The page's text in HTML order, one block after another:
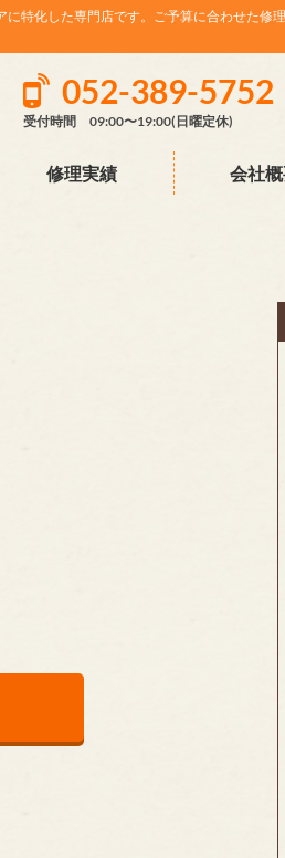
特化した専門店です。ご予算に合わせた修
052-389-5752
受付時間 09:00〜19:00(日曜定休)
修理実績 会社